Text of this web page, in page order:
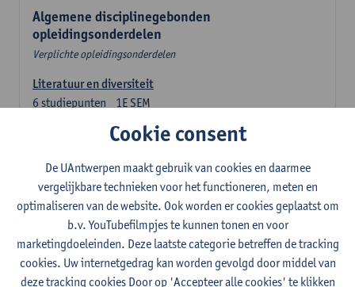
Algemene disciplinegebonden
opleidingsonderdelen
Verplichte opleidingsonderdelen
Literatuur en diversiteit
1E SEM
6 studiepunten
Remco Sleiderink
2E SEM
studiepunten
Lesgever(s):
Astrid De Wit Peter Petré
Engels: verplichte opleidingsonderdelen
Engels: taalbeheersing 1
Cookie consent
De UAntwerpen maakt gebruik van cookies en daarmee
vergelijkbare technieken voor het functioneren, meten en
optimaliseren van de website. Ook worden er cookies geplaatst om
b.v. YouTubefilmpjes te kunnen tonen en voor
marketingdoeleinden. Deze laatste categorie betreffen de tracking
cookies. Uw internetgedrag kan worden gevolgd door middel van
deze tracking cookies Door op 'Accepteer alle cookies' te klikken